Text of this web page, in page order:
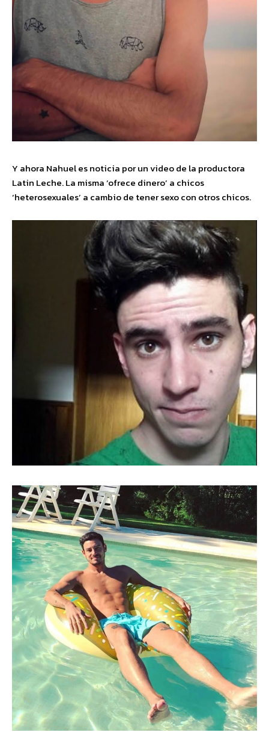
Y ahora Nahuel es noticia por un video de la productora
Latin Leche. La misma ‘ofrece dinero’ a chicos
‘heterosexuales’ a cambio de tener sexo con otros chicos.